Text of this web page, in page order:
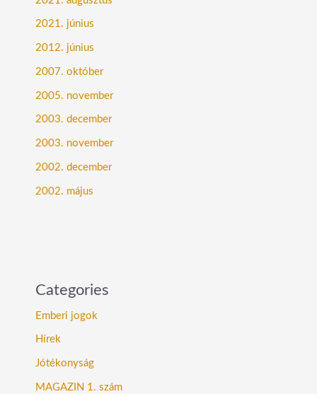
2021. június
2012. június
2007. október
2005. november
2003. december
2003. november
2002. december
2002. május
Categories
Emberi jogok
Hírek
Jótékonyság
MAGAZIN 1. szám